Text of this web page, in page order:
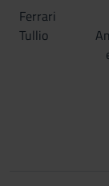
Ferrari
Tullio